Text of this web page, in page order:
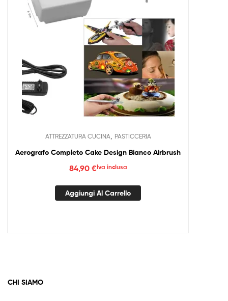
ATTREZZATURA CUCINA PASTICCERIA
Aerografo Completo Cake Design Bianco Airbrush
84,90 €Iva inclusa
Aggiungi Al Carrello
CHI SIAMO